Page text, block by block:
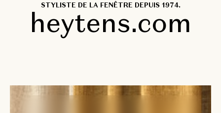
STYLISTE DE LA FENÊTRE DEPUIS 1974.
heytens.com